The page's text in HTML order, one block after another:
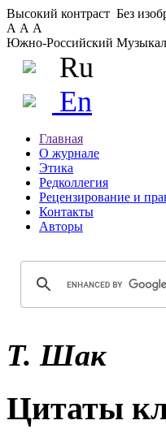
Высокий контраст Без
А А А
Южно-Российский
Ru
En
Главная
О журнале
Этика
Редколлегия
Рецензирование и
Контакты
Авторы
Т. Шак
Цитаты